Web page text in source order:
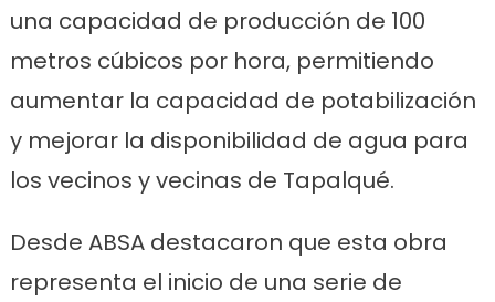
una capacidad de producción de 100
metros cúbicos por hora, permitiendo
aumentar la capacidad de potabilización
y mejorar la disponibilidad de agua para
los vecinos y vecinas de Tapalqué.
Desde ABSA destacaron que esta obra
representa el inicio de una serie de